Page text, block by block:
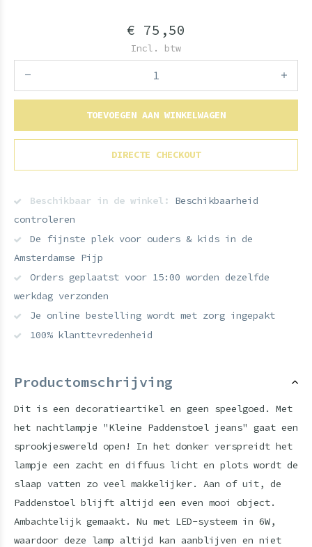
€ 75,50
Incl. btw
TOEVOEGEN AAN WINKELWAGEN
DIRECTE CHECKOUT
Beschikbaar in de winkel: Beschikbaarheid
controleren
De fijnste plek voor ouders & kids in de
Amsterdamse Pijp
Orders geplaatst voor 15:00 worden dezelfde
werkdag verzonden
Je online bestelling wordt met zorg ingepakt
100% klanttevredenheid
Productomschrijving
Dit is een decoratieartikel en geen speelgoed. Met
het nachtlampje "Kleine Paddenstoel jeans" gaat een
sprookjeswereld open! In het donker verspreidt het
lampje een zacht en diffuus licht en plots wordt de
slaap vatten zo veel makkelijker. Aan of uit, de
Paddenstoel blijft altijd een even mooi object.
Ambachtelijk gemaakt. Nu met LED-systeem in 6W,
waardoor deze lamp altijd kan aanblijven en niet